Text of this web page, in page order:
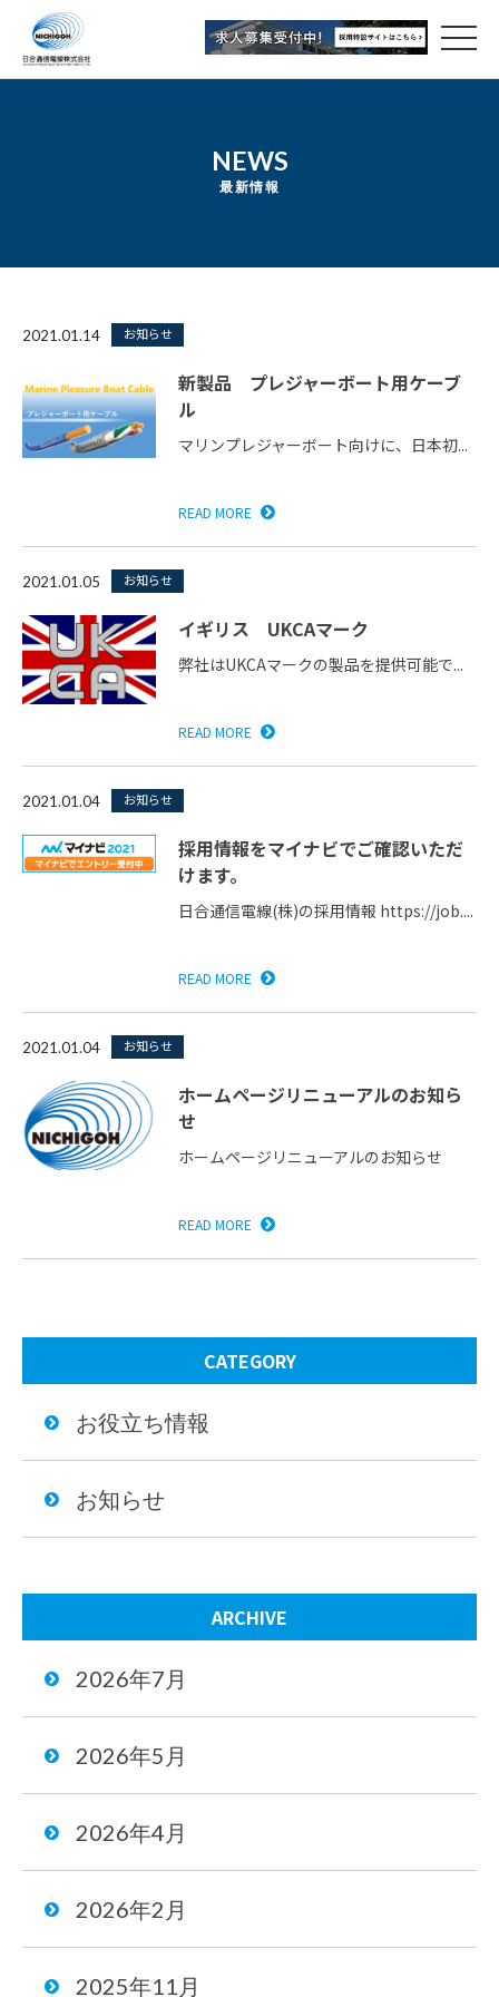
NEWS
最新情報
2021.01.14 お知らせ
新製品 プレジャーボート用ケーブ
ル
マリンプレジャーボート向けに、日本初...
READ MORE
2021.01.05 お知らせ
イギリス UKCAマーク
弊社はUKCAマークの製品を提供可能で...
READ MORE
2021.01.04 お知らせ
採用情報をマイナビでご確認いただ
けます。
日合通信電線(株)の採用情報 https://job....
READ MORE
2021.01.04 お知らせ
ホームページリニューアルのお知ら
せ
ホームページリニューアルのお知らせ
READ MORE
CATEGORY
お役立ち情報
お知らせ
ARCHIVE
2026年7月
2026年5月
2026年4月
2026年2月
2025年11月